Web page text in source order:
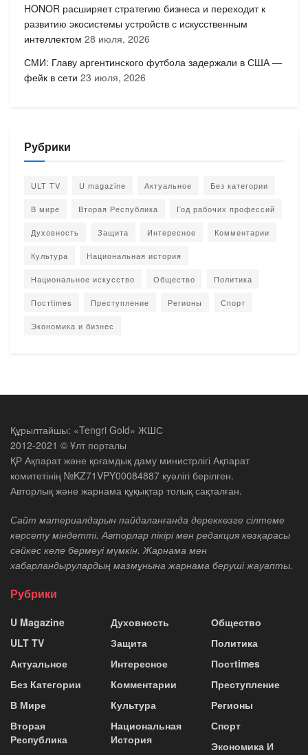
HONOR расширяет стратегию бизнеса и переходит к
развитию экосистемы устройств с искусственным
интеллектом 28 июля, 2026
СМИ: Главу аргентинского футбола задержали в США —
фейк в сети 23 июля, 2026
Рубрики
ULT TV U magazine Актуальное Без категории
В мире Вторая Республика Год рабочих профессий
Духовность Защита Интересное Комментарии
Культура Национальная история
Национальное искусство Общество Политика
Постtimes Преступление Регионы Спорт
Экономика и бизнес
Құрылтайшы: «Tengri Gold» ЖШС
2012-2021 © Ұлт порталы
ҚР Ақпарат және қоғамдық даму министрлігі Ақпарат
комитетінің №KZ71VPY00084887 куәлігі берілген.
Авторлық және жарнама құқықтар толық сақталған.
Сайт материалдарын пайдаланғанда дереккөзге сілтеме
көрсету міндетті. Авторлар пікірі мен редакция көзқарасы
сәйкес келе бермеуі мүмкін. Жарнама мен
хабарландырулардың мазмұнына жарнама беруші жауапты.
Рубрики
U Magazine
ULT TV
Актуальное
Без Категории
В Мире
Вторая
Республика
Духовность
Защита
Интересное
Комментарии
Культура
Национальная
История
Общество
Политика
Постtimes
Преступление
Регионы
Спорт
Экономика И